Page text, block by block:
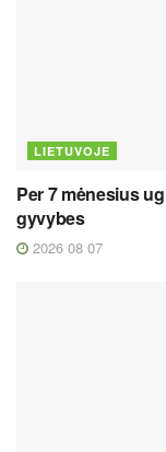
LIETUVOJE
Per 7 mėnesius
gyvybes
2026 08 07